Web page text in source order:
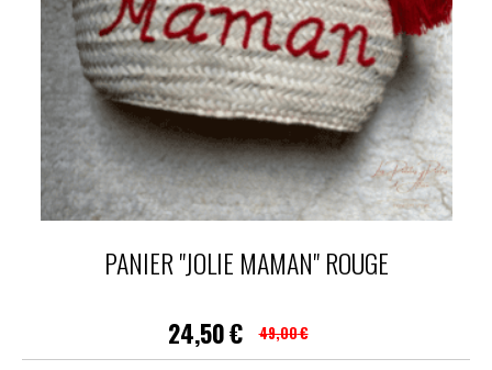
PANIER "JOLIE MAMAN" ROUGE
24,50€ 49,00€